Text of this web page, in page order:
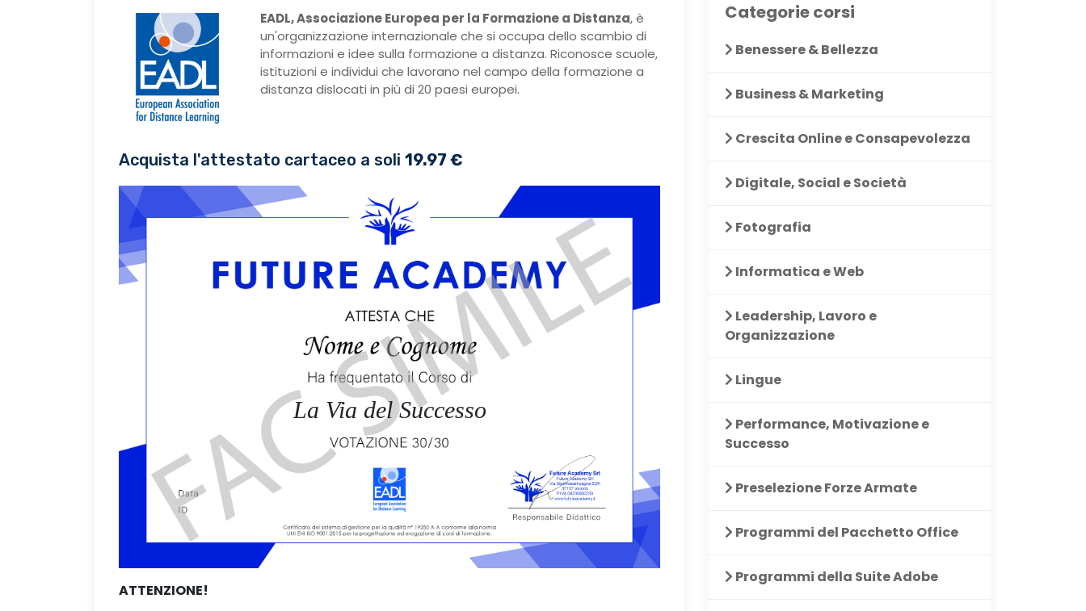
EADL, Associazione Europea per la Formazione a Distanza, è
un'organizzazione internazionale che si occupa dello scambio di
informazioni e idee sulla formazione a distanza. Riconosce scuole,
istituzioni e individui che lavorano nel campo della formazione a
distanza dislocati in più di 20 paesi europei.
Acquista l'attestato cartaceo a soli 19.97 €
La Via del Successo
ATTENZIONE!
Categorie corsi
Benessere & Bellezza
Business & Marketing
Crescita Online e Consapevolezza
Digitale, Social e Società
Fotografia
Informatica e Web
Leadership, Lavoro e
Organizzazione
Lingue
Performance, Motivazione e
Successo
Preselezione Forze Armate
Programmi del Pacchetto Office
Programmi della Suite Adobe